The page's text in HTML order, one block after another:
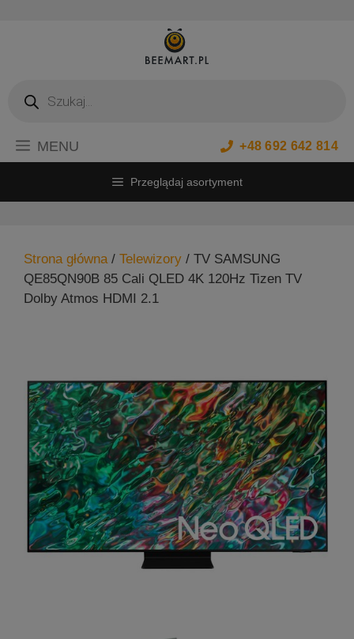
produktów
+48 692 642 814
MENU
Przeglądaj asortyment
Strona główna/ Telewizory / TV SAMSUNG
QE85QN90B 85 Cali QLED 4K 120Hz Tizen TV
Dolby Atmos HDMI 2.1